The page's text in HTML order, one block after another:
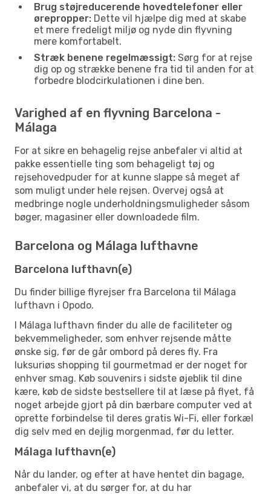
Brug støjreducerende hovedtelefoner eller
ørepropper: Dette vil hjælpe dig med at skabe
et mere fredeligt miljø og nyde din flyvning
mere komfortabelt.
Stræk benene regelmæssigt: Sørg for at rejse
dig op og strække benene fra tid til anden for at
forbedre blodcirkulationen i dine ben.
Varighed af en flyvning Barcelona -
Málaga
For at sikre en behagelig rejse anbefaler vi altid at
pakke essentielle ting som behageligt tøj og
rejsehovedpuder for at kunne slappe så meget af
som muligt under hele rejsen. Overvej også at
medbringe nogle underholdningsmuligheder såsom
bøger, magasiner eller downloadede film.
Barcelona og Málaga lufthavne
Barcelona lufthavn(e)
Du finder billige flyrejser fra Barcelona til Málaga
lufthavn i Opodo.
I Málaga lufthavn finder du alle de faciliteter og
bekvemmeligheder, som enhver rejsende måtte
ønske sig, før de går ombord på deres fly. Fra
luksuriøs shopping til gourmetmad er der noget for
enhver smag. Køb souvenirs i sidste øjeblik til dine
kære, køb de sidste bestsellere til at læse på flyet, få
noget arbejde gjort på din bærbare computer ved at
oprette forbindelse til deres gratis Wi-Fi, eller forkæl
dig selv med en dejlig morgenmad, før du letter.
Málaga lufthavn(e)
Når du lander, og efter at have hentet din bagage,
anbefaler vi, at du sørger for, at du har